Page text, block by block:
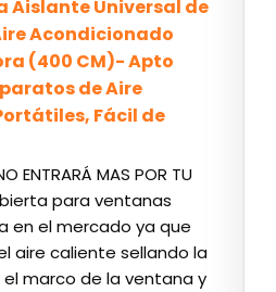
Aislante Universal de
Acondicionado
(400 CM)- Apto
de Aire
Fácil de
ENTRARÁ MAS POR TU
para ventanas
en el mercado ya que
aire caliente sellando la
marco de la ventana y